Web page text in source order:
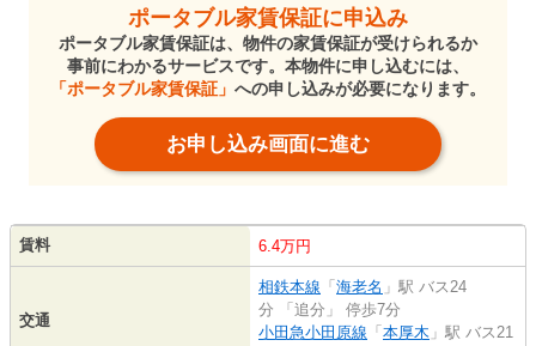
ポータブル家賃保証に申込み
ポータブル家賃保証は、物件の家賃保証が受けられるか
事前にわかるサービスです。本物件に申し込むには、
「ポータブル家賃保証」 への申し込みが必要になります。
お申し込み画面に進む
賃料 6.4万円
交通
相鉄本線 「 海老名 」駅 バス24
分 「追分」 停歩7分
小田急小田原線 「 本厚木 」駅 バス21